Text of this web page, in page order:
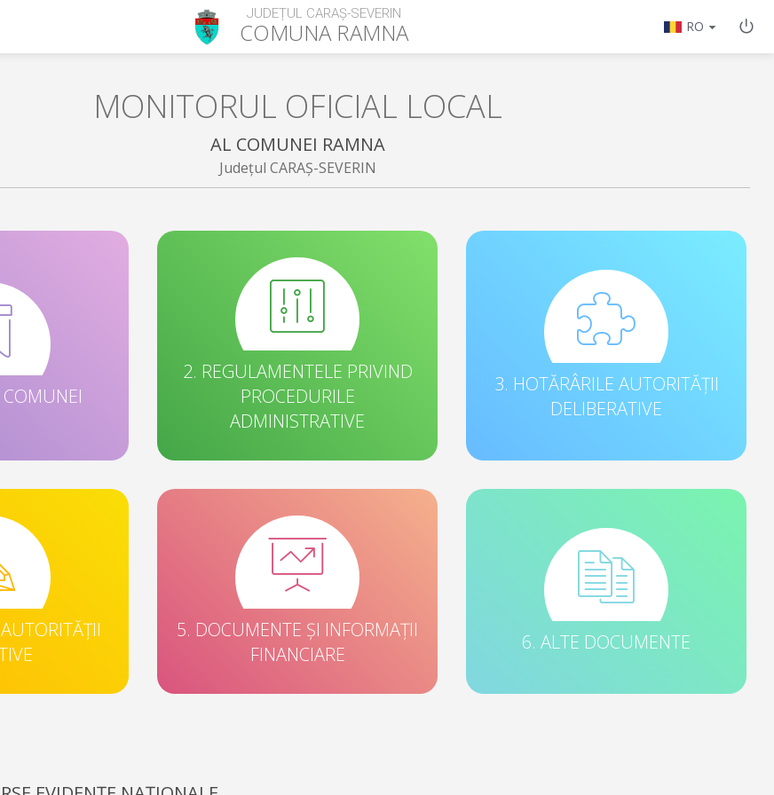
JUDEȚUL CARAȘ-SEVERIN
COMUNA RAMNA RO
MONITORUL OFICIAL LOCAL
AL COMUNEI RAMNA
Județul CARAȘ-SEVERIN
2. REGULAMENTELE PRIVIND
PROCEDURILE
ADMINISTRATIVE
3. HOTĂRÂRILE AUTORITĂȚII
DELIBERATIVE
5. DOCUMENTE ȘI INFORMAȚII
FINANCIARE
6. ALTE DOCUMENTE